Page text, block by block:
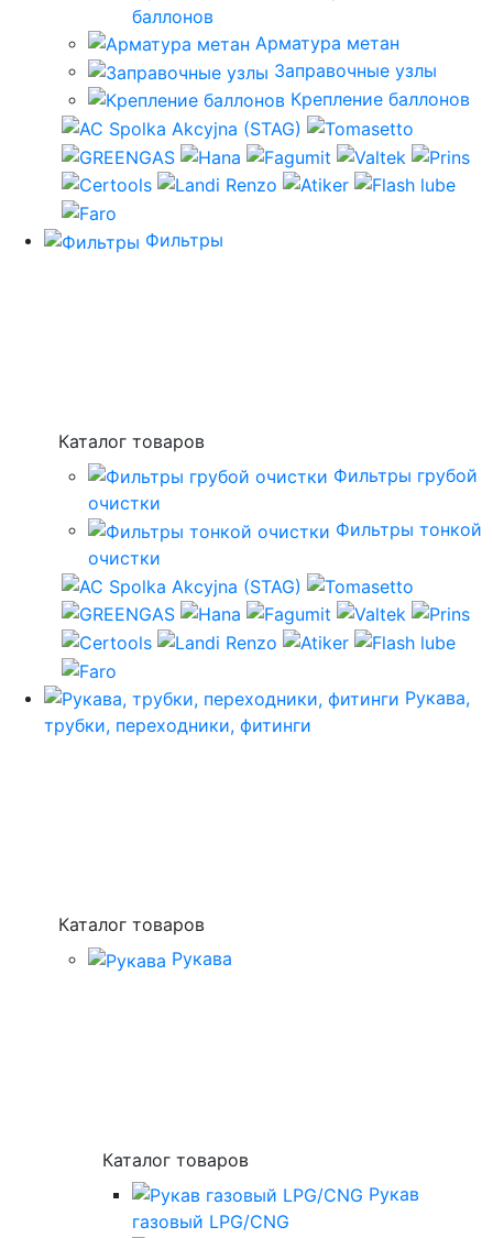
баллонов
Арматура метан
Заправочные узлы
Крепление баллонов
Фильтры
Каталог товаров
Фильтры грубой
очистки
Фильтры тонкой
очистки
Рукава,
трубки, переходники, фитинги
Каталог товаров
Рукава
Каталог товаров
Рукав
газовый LPG/CNG